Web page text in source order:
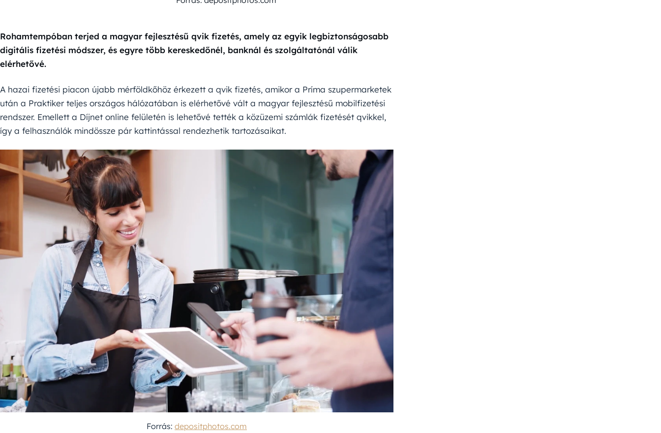
Rohamtempóban terjed a magyar fejlesztésű qvik fizetés, amely az egyik legbiztonságosabb
digitális fizetési módszer, és egyre több kereskedőnél, banknál és szolgáltatónál válik
elérhetővé.
A hazai fizetési piacon újabb mérföldkőhöz érkezett a qvik fizetés, amikor a Príma szupermarketek
után a Praktiker teljes országos hálózatában is elérhetővé vált a magyar fejlesztésű mobilfizetési
rendszer. Emellett a Díjnet online felületén is lehetővé tették a közüzemi számlák fizetését qvikkel,
így a felhasználók mindössze pár kattintással rendezhetik tartozásaikat.
Forrás: depositphotos.com